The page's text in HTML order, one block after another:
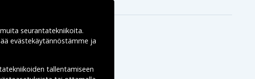
seurantatekniikoita.
evästekäytännöstämme ja
tallentamiseen